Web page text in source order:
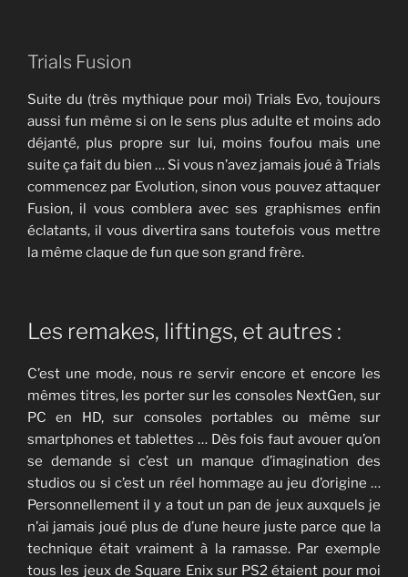
Trials Fusion
Suite du (très mythique pour moi) Trials Evo, toujours
aussi fun même si on le sens plus adulte et moins ado
déjanté, plus propre sur lui, moins foufou mais une
suite ça fait du bien … Si vous n’avez jamais joué à Trials
commencez par Evolution, sinon vous pouvez attaquer
Fusion, il vous comblera avec ses graphismes enfin
éclatants, il vous divertira sans toutefois vous mettre
la même claque de fun que son grand frère.
Les remakes, liftings, et autres :
C’est une mode, nous re servir encore et encore les
mêmes titres, les porter sur les consoles NextGen, sur
PC en HD, sur consoles portables ou même sur
smartphones et tablettes … Dès fois faut avouer qu’on
se demande si c’est un manque d’imagination des
studios ou si c’est un réel hommage au jeu d’origine …
Personnellement il y a tout un pan de jeux auxquels je
n’ai jamais joué plus de d’une heure juste parce que la
technique était vraiment à la ramasse. Par exemple
tous les jeux de Square Enix sur PS2 étaient pour moi